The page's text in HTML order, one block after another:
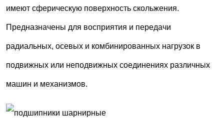
имеют сферическую поверхность скольжения.
Предназначены для восприятия и передачи
радиальных, осевых и комбинированных нагрузок в
подвижных или неподвижных соединениях различных
машин и механизмов.